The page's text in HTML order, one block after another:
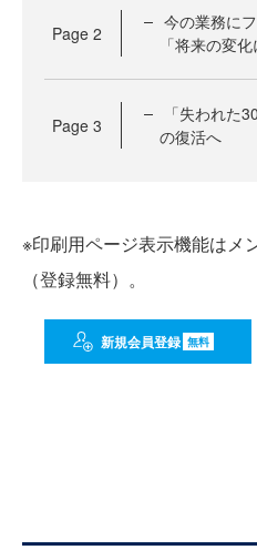
Page 2
今の業務に
「将来の変
Page 3
「失われた
の復活へ
※印刷用ページ表示機能はメ
（登録無料）。
新規会員登録 無料